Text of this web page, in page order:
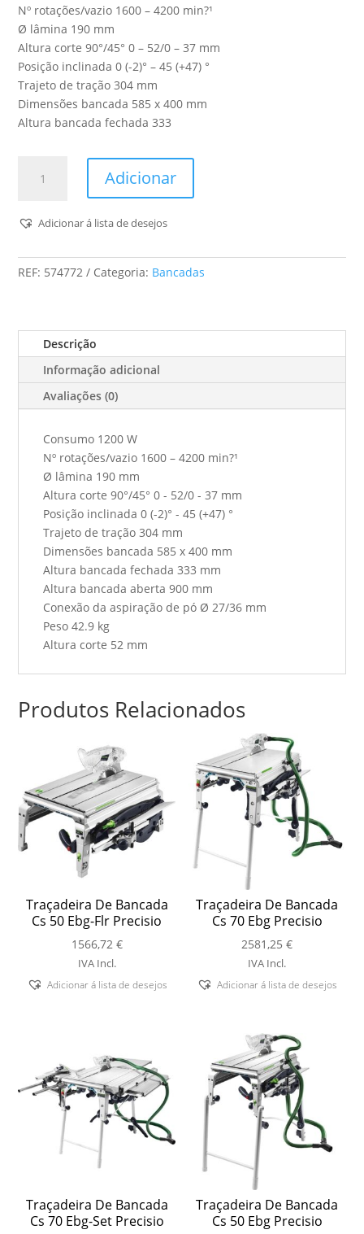
Nº rotações/vazio 1600 – 4200 min?¹
Ø lâmina 190 mm
Altura corte 90°/45° 0 – 52/0 – 37 mm
Posição inclinada 0 (-2)° – 45 (+47) °
Trajeto de tração 304 mm
Dimensões bancada 585 x 400 mm
Altura bancada fechada 333
De
Cs
50
Precisio
Adicionar
Adicionar á lista de desejos
REF: 574772 Categoria: Bancadas
Descrição
Informação adicional
Avaliações (0)
Consumo 1200 W
Nº rotações/vazio 1600 – 4200 min?¹
Ø lâmina 190 mm
Altura corte 90°/45° 0 - 52/0 - 37 mm
Posição inclinada 0 (-2)° - 45 (+47) °
Trajeto de tração 304 mm
Dimensões bancada 585 x 400 mm
Altura bancada fechada 333 mm
Altura bancada aberta 900 mm
Conexão da aspiração de pó Ø 27/36 mm
Peso 42.9 kg
Altura corte 52 mm
Produtos Relacionados
Traçadeira De Bancada
Cs 50 Ebg-Flr Precisio
1566,72 €
IVA Incl.
Adicionar á lista de desejos
Traçadeira De Bancada
Cs 70 Ebg Precisio
2581,25€
IVA Incl.
Adicionar á lista de desejos
Traçadeira De Bancada
Cs 70 Ebg-Set Precisio
Traçadeira De Bancada
Cs 50 Ebg Precisio